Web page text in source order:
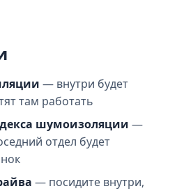
— внутри будет
там работать
шумоизоляции —
отдел будет
— посидите внутри,